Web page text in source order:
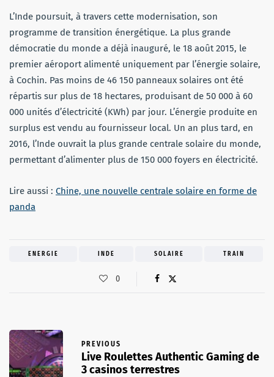
L’Inde poursuit, à travers cette modernisation, son
programme de transition énergétique. La plus grande
démocratie du monde a déjà inauguré, le 18 août 2015, le
premier aéroport alimenté uniquement par l’énergie solaire,
à Cochin. Pas moins de 46 150 panneaux solaires ont été
répartis sur plus de 18 hectares, produisant de 50 000 à 60
000 unités d’électricité (KWh) par jour. L’énergie produite en
surplus est vendu au fournisseur local. Un an plus tard, en
2016, l’Inde ouvrait la plus grande centrale solaire du monde,
permettant d’alimenter plus de 150 000 foyers en électricité.
Lire aussi : Chine, une nouvelle centrale solaire en forme de
panda
ENERGIE INDE SOLAIRE TRAIN
0
PREVIOUS
Live Roulettes Authentic Gaming de
3 casinos terrestres